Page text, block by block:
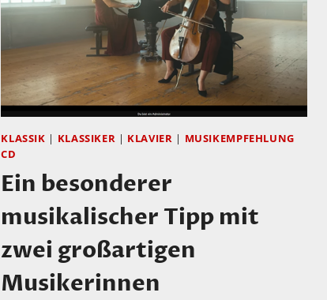
KLASSIK | KLASSIKER | KLAVIER | MUSIKEMPFEHLUNG
CD
Ein besonderer
musikalischer Tipp mit
zwei großartigen
Musikerinnen